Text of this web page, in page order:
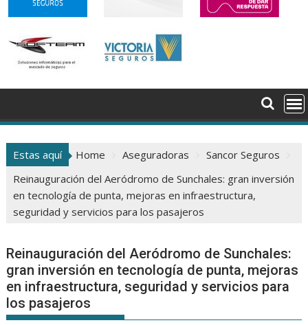
Estas aquí Home Aseguradoras
Sancor Seguros
Reinauguración del Aeródromo de Sunchales: gran inversión
en tecnología de punta, mejoras en infraestructura,
seguridad y servicios para los pasajeros
Reinauguración del Aeródromo de Sunchales:
gran inversión en tecnología de punta, mejoras
en infraestructura, seguridad y servicios para
los pasajeros